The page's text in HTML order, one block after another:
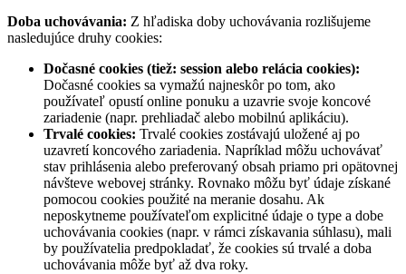
Doba uchovávania: Z hľadiska doby uchovávania rozlišujeme
nasledujúce druhy cookies:
Dočasné cookies (tiež: session alebo relácia cookies):
Dočasné cookies sa vymažú najneskôr po tom, ako
používateľ opustí online ponuku a uzavrie svoje koncové
zariadenie (napr. prehliadač alebo mobilnú aplikáciu).
Trvalé cookies: Trvalé cookies zostávajú uložené aj po
uzavretí koncového zariadenia. Napríklad môžu uchovávať
stav prihlásenia alebo preferovaný obsah priamo pri opätovnej
návšteve webovej stránky. Rovnako môžu byť údaje získané
pomocou cookies použité na meranie dosahu. Ak
neposkytneme používateľom explicitné údaje o type a dobe
uchovávania cookies (napr. v rámci získavania súhlasu), mali
by používatelia predpokladať, že cookies sú trvalé a doba
uchovávania môže byť až dva roky.